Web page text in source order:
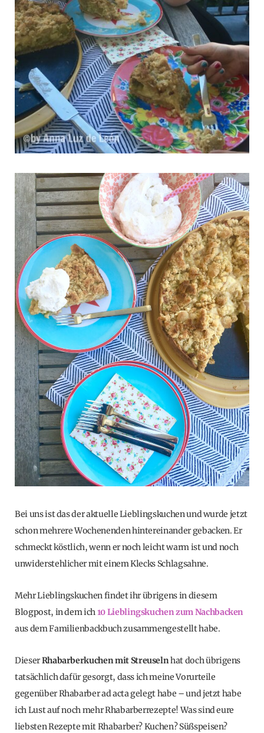
Bei uns ist das der aktuelle Lieblingskuchen und wurde jetzt
schon mehrere Wochenenden hintereinander gebacken. Er
schmeckt köstlich, wenn er noch leicht warm ist und noch
unwiderstehlicher mit einem Klecks Schlagsahne.
Mehr Lieblingskuchen findet ihr übrigens in diesem
Blogpost, in dem ich10 Lieblingskuchen zum Nachbacken
aus dem Familienbackbuch zusammengestellt habe.
DieserRhabarberkuchen mit Streuselnhat doch übrigens
tatsächlich dafür gesorgt, dass ich meine Vorurteile
gegenüber Rhabarber ad acta gelegt habe – und jetzt habe
ich Lust auf noch mehr Rhabarberrezepte! Was sind eure
liebsten Rezepte mit Rhabarber? Kuchen? Süßspeisen?